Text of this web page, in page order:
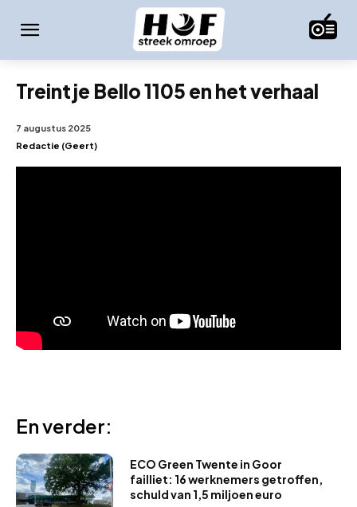
Treintje Bello 1105 en het verhaal
7 augustus 2025
Redactie (Geert)
En verder:
ECO Green Twente in Goor
failliet: 16 werknemers getroffen,
schuld van 1,5 miljoen euro